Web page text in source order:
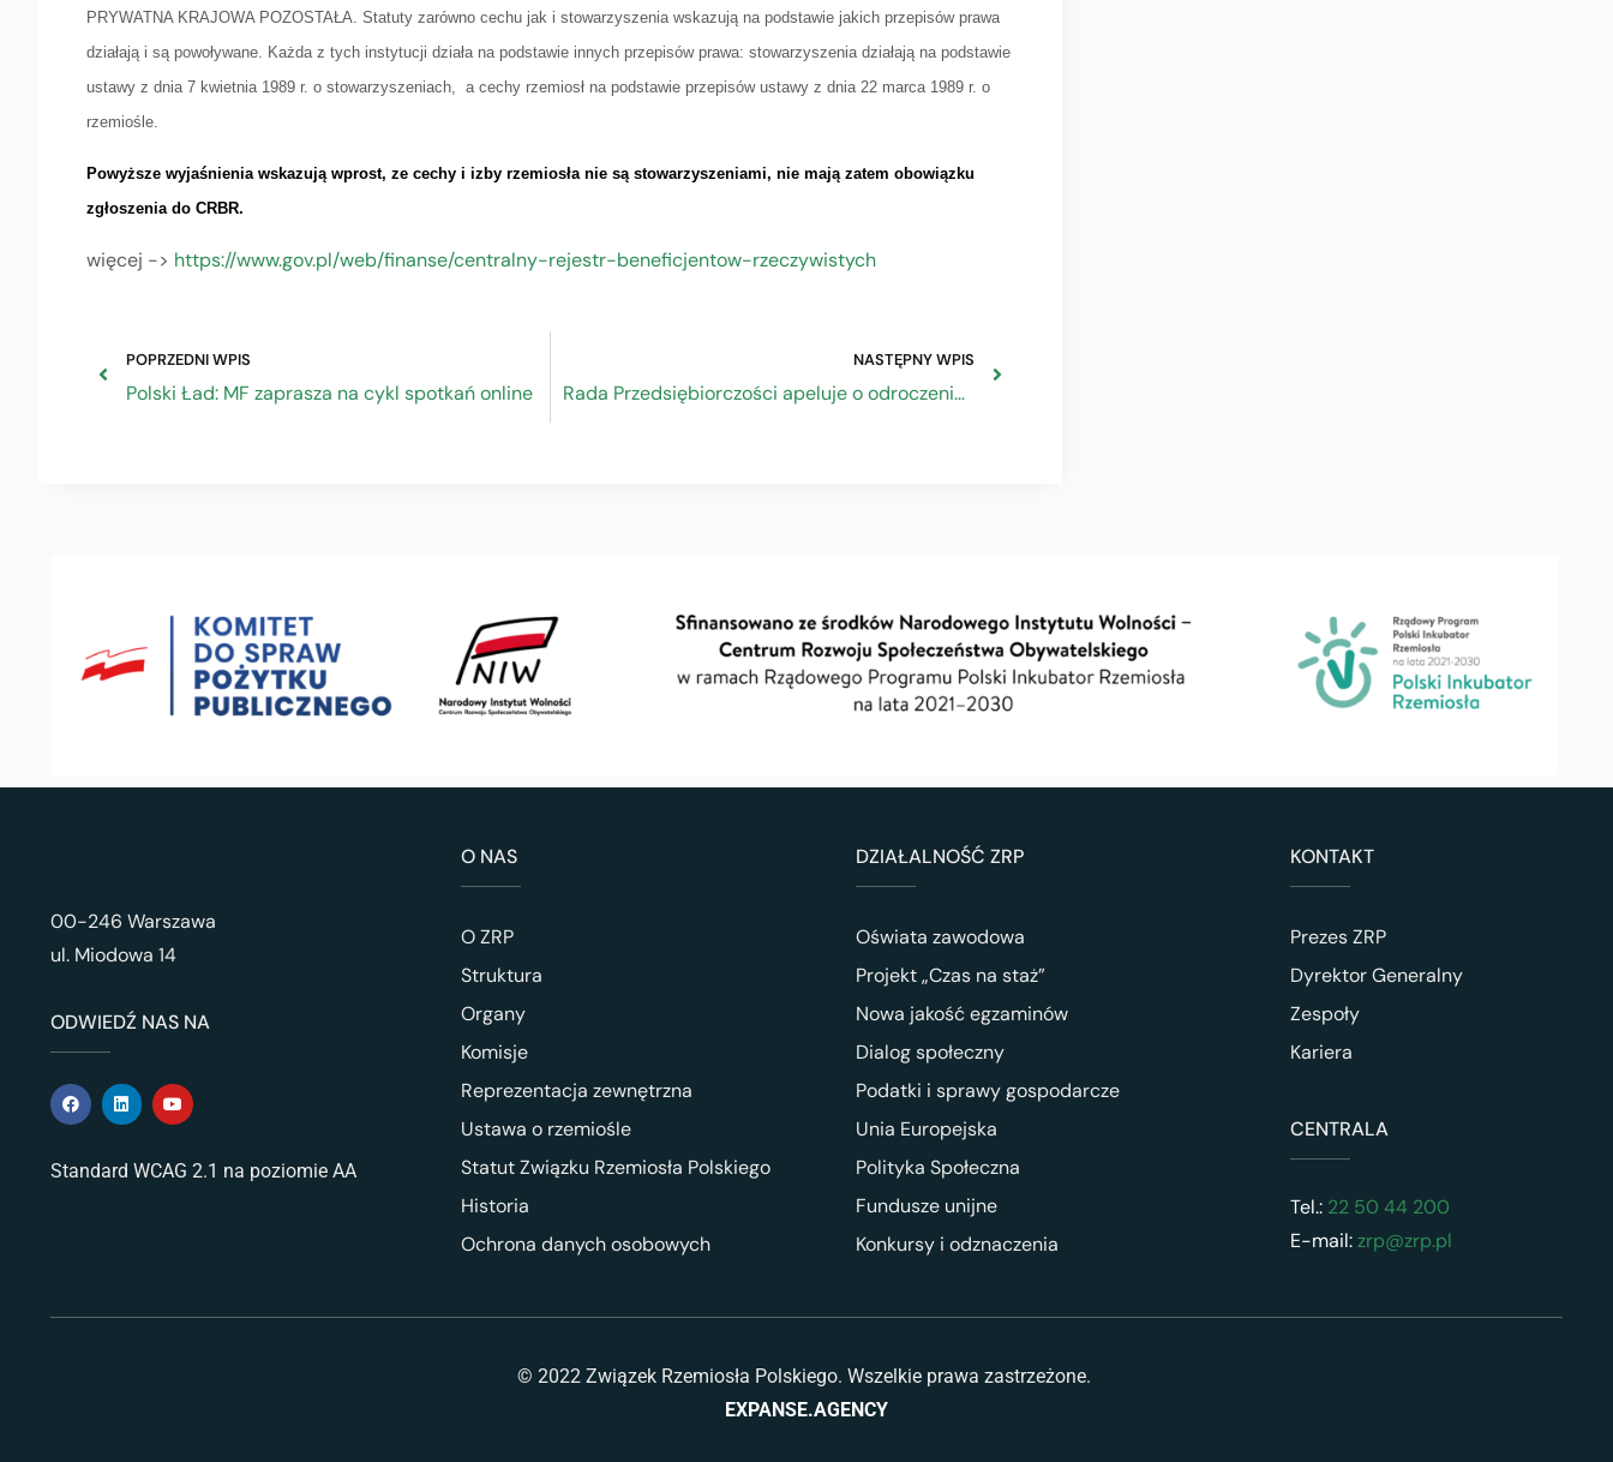
PRYWATNA KRAJOWA POZOSTAŁA. Statuty zarówno cechu jak i stowarzyszenia wskazują na podstawie jakich przepisów prawa
działają i są powoływane. Każda z tych instytucji działa na podstawie innych przepisów prawa: stowarzyszenia działają na podstawie
ustawy z dnia 7 kwietnia 1989 r. o stowarzyszeniach, a cechy rzemiosł na podstawie przepisów ustawy z dnia 22 marca 1989 r. o
rzemiośle.
Powyższe wyjaśnienia wskazują wprost, ze cechy i izby rzemiosła nie są stowarzyszeniami, nie mają zatem obowiązku
zgłoszenia do CRBR.
więcej -> https://www.gov.pl/web/finanse/centralny-rejestr-beneficjentow-rzeczywistych
POPRZEDNI WPIS
Polski Ład: MF zaprasza na cykl spotkań online
NASTĘPNY WPIS
Rada Przedsiębiorczości apeluje o odroczenie terminu wejścia w życie Polskiego Ładu do 2023 r.
00-246 Warszawa
ul. Miodowa 14
ODWIEDŹ NAS NA
Standard WCAG 2.1 na poziomie AA
O NAS
O ZRP
Struktura
Organy
Komisje
Reprezentacja zewnętrzna
Ustawa o rzemiośle
Statut Związku Rzemiosła Polskiego
Historia
Ochrona danych osobowych
DZIAŁALNOŚĆ ZRP
Oświata zawodowa
Projekt „Czas na staż”
Nowa jakość egzaminów
Dialog społeczny
Podatki i sprawy gospodarcze
Unia Europejska
Polityka Społeczna
Fundusze unijne
Konkursy i odznaczenia
KONTAKT
Prezes ZRP
Dyrektor Generalny
Zespoły
Kariera
CENTRALA
Tel.:22 50 44 200
E-mail:zrp@zrp.pl
© 2022 Związek Rzemiosła Polskiego. Wszelkie prawa zastrzeżone.
EXPANSE.AGENCY